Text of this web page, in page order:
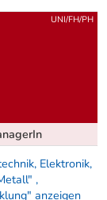
UNI/FH/PH
Elektronik,
,
anzeigen